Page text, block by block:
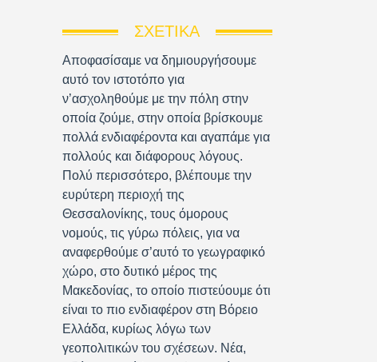
ΣΧΕΤΙΚΆ
Αποφασίσαμε να δημιουργήσουμε
αυτό τον ιστοτόπο για
ν’ασχοληθούμε με την πόλη στην
οποία ζούμε, στην οποία βρίσκουμε
πολλά ενδιαφέροντα και αγαπάμε για
πολλούς και διάφορους λόγους.
Πολύ περισσότερο, βλέπουμε την
ευρύτερη περιοχή της
Θεσσαλονίκης, τους όμορους
νομούς, τις γύρω πόλεις, για να
αναφερθούμε σ’αυτό το γεωγραφικό
χώρο, στο δυτικό μέρος της
Μακεδονίας, το οποίο πιστεύουμε ότι
είναι το πιο ενδιαφέρον στη Βόρειο
Ελλάδα, κυρίως λόγω των
γεοπολιτικών του σχέσεων. Νέα,